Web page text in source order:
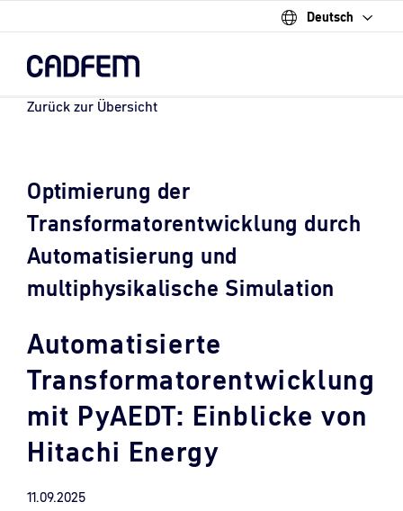
Deutsch
content.
Zurück zur Übersicht
Optimierung der
Transformatorentwicklung durch
Automatisierung und
multiphysikalische Simulation
Automatisierte
Transformatorentwicklung
mit PyAEDT: Einblicke von
Hitachi Energy
11.09.2025